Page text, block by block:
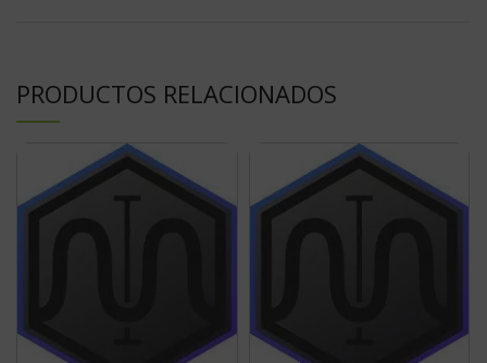
PRODUCTOS RELACIONADOS